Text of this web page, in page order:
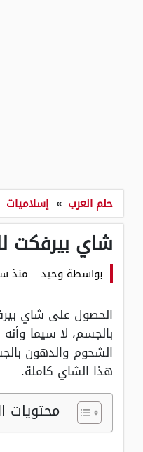
حلم العرب » إسلاميات
شاي بيرفكت
بواسطة وحيد– منذ
الحصول على شاي
بالجسم، لا سيما
الشحوم والدهون
هذا الشاي كاملة.
محتويات